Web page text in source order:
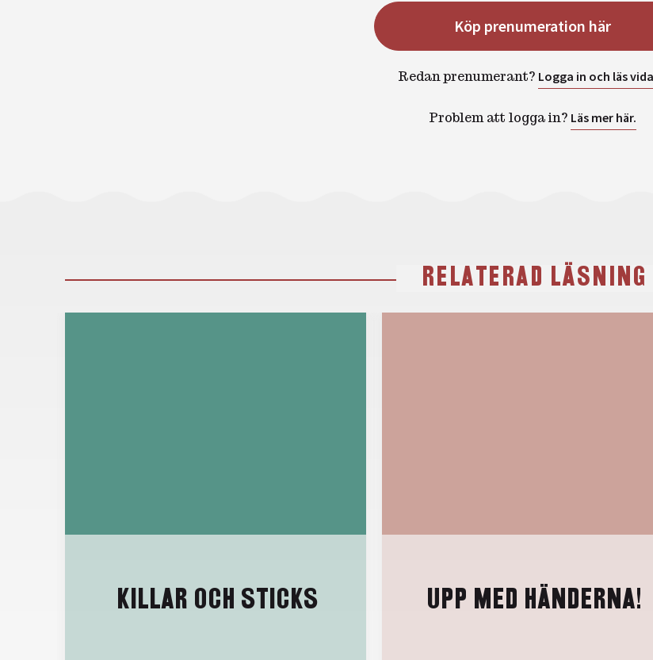
Köp prenumeration här
Redan prenumerant? Logga in och läs
Problem att logga in? Läs mer här.
RELATERAD LÄSNING
KILLAR OCH STICKS UPP MED HÄNDERNA!